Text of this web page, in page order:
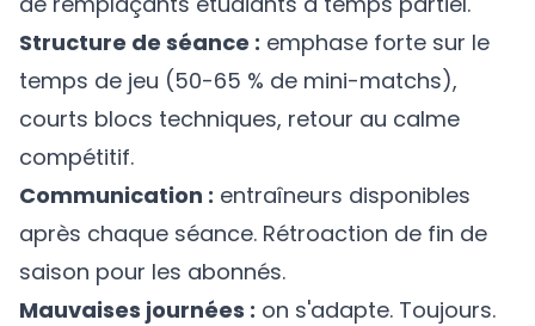
Structure de séance : emphase forte sur le
temps de jeu (50-65 % de mini-matchs),
courts blocs techniques, retour au calme
compétitif.
Communication : entraîneurs disponibles
après chaque séance. Rétroaction de fin de
saison pour les abonnés.
Mauvaises journées : on s'adapte. Toujours.